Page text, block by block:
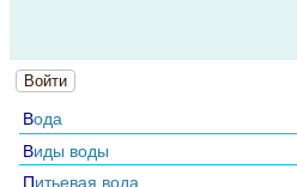
Войти
Вода
Виды воды
Питьевая вода